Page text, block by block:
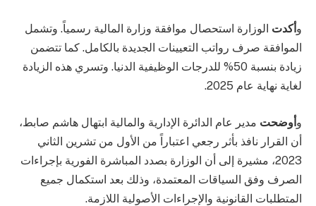
و أكدت الوزارة استحصال موافقة وزارة المالية رسمياً. وتشمل
الموافقة صرف رواتب التعيينات الجديدة بالكامل. كما تتضمن
زيادة بنسبة 50% للدرجات الوظيفية الدنيا. وتسري هذه الزيادة
لغاية نهاية عام 2025.
وأوضحت مدير عام الدائرة الإدارية والمالية ابتهال هاشم صابط،
أن القرار نافذ بأثر رجعي اعتباراً من الأول من تشرين الثاني
2023، مشيرة إلى أن الوزارة بصدد المباشرة الفورية بإجراءات
الصرف وفق السياقات المعتمدة، وذلك بعد استكمال جميع
المتطلبات القانونية والإجراءات الأصولية اللازمة.